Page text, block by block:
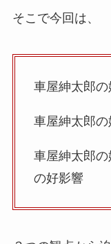
そこで今回は、
車屋紳太郎
車屋紳太郎の
車屋紳太郎
の好影響